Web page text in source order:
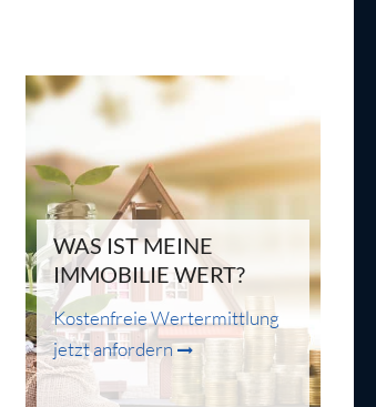
WAS IST MEINE
IMMOBILIE WERT?
Kostenfreie Wertermittlung
jetzt anfordern